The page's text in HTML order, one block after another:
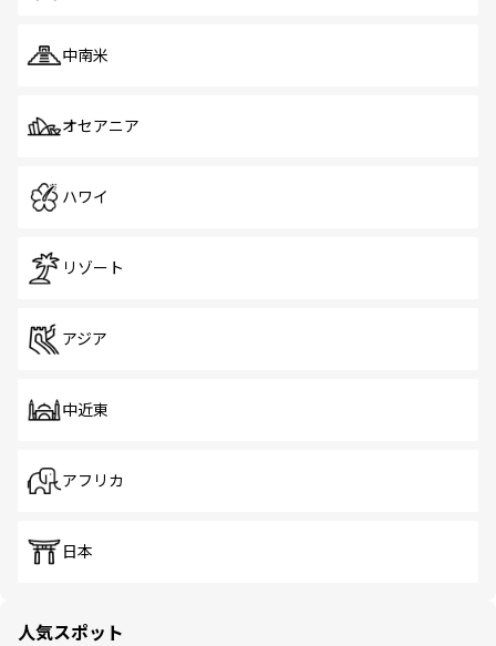
中南米
オセアニア
ハワイ
リゾート
アジア
中近東
アフリカ
日本
人気スポット